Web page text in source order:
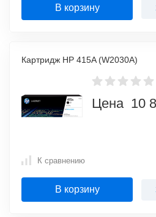
В корзину
Картридж HP 415A (W2030A)
Цена 10
К сравнению
В корзину